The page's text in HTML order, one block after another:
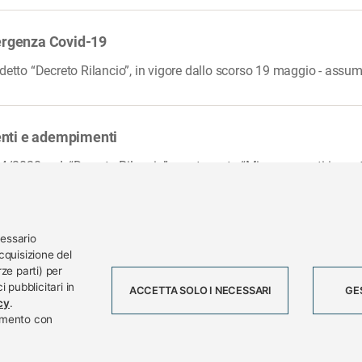
Covid-19
“Decreto Rilancio”, in vigore dallo scorso 19 maggio -
e adempimenti
c.d. “Decreto Rilancio” , contenente “Misure urgenti in
Tel. 0332 256111 - Fax 0332 256200 -
del
parti) per
pubblicitari in
.
con
ACCETTA SOLO I NECESSARI